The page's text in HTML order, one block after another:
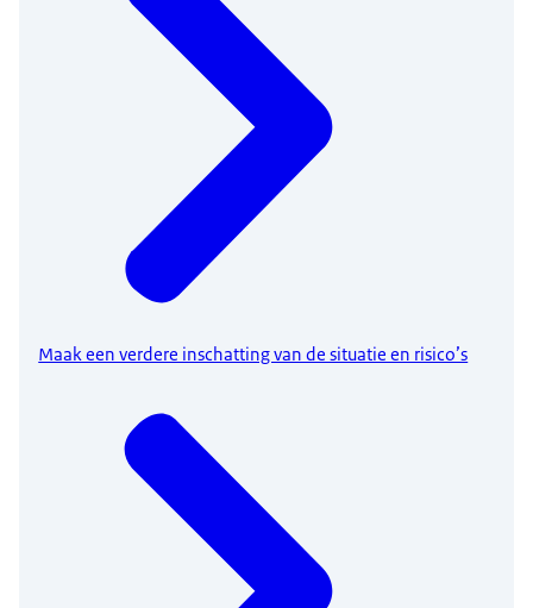
Maak een verdere inschatting van de situatie en risico’s